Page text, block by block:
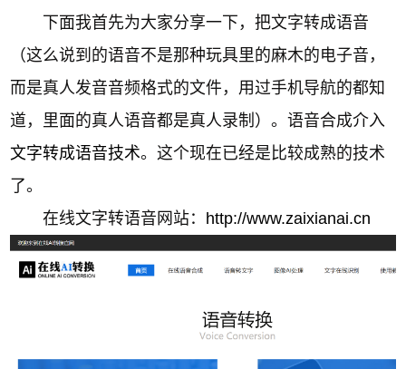
下面我首先为大家分享一下，把文字转成语音
（这么说到的语音不是那种玩具里的麻木的电子音，
而是真人发音音频格式的文件，用过手机导航的都知
道，里面的真人语音都是真人录制）。语音合成介入
文字转成语音技术。这个现在已经是比较成熟的技术
了。
在线文字转语音网站： http://www.zaixianai.cn